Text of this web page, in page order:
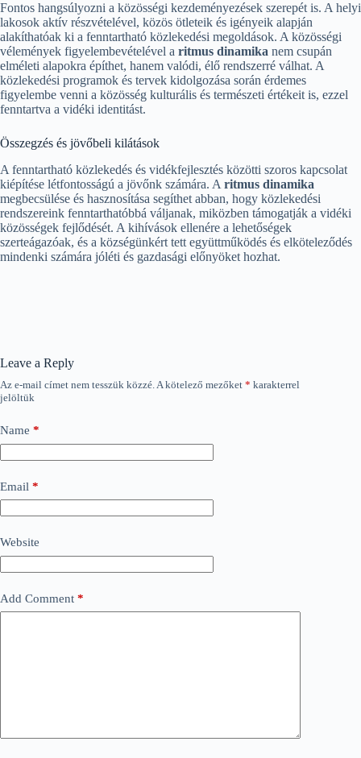
Fontos hangsúlyozni a közösségi kezdeményezések szerepét is. A helyi
lakosok aktív részvételével, közös ötleteik és igényeik alapján
alakíthatóak ki a fenntartható közlekedési megoldások. A közösségi
vélemények figyelembevételével a ritmus dinamika nem csupán
elméleti alapokra építhet, hanem valódi, élő rendszerré válhat. A
közlekedési programok és tervek kidolgozása során érdemes
figyelembe venni a közösség kulturális és természeti értékeit is, ezzel
fenntartva a vidéki identitást.
Összegzés és jövőbeli kilátások
A fenntartható közlekedés és vidékfejlesztés közötti szoros kapcsolat
kiépítése létfontosságú a jövőnk számára. A ritmus dinamika
megbecsülése és hasznosítása segíthet abban, hogy közlekedési
rendszereink fenntarthatóbbá váljanak, miközben támogatják a vidéki
közösségek fejlődését. A kihívások ellenére a lehetőségek
szerteágazóak, és a községünkért tett együttműködés és elköteleződés
mindenki számára jóléti és gazdasági előnyöket hozhat.
Leave a Reply
Az e-mail címet nem tesszük közzé.A kötelező mezőket * karakterrel
jelöltük
Name *
Email *
Website
Add Comment *